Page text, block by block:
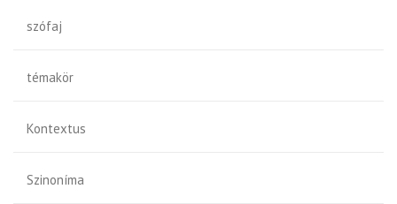
szófaj
témakör
Kontextus
Szinoníma